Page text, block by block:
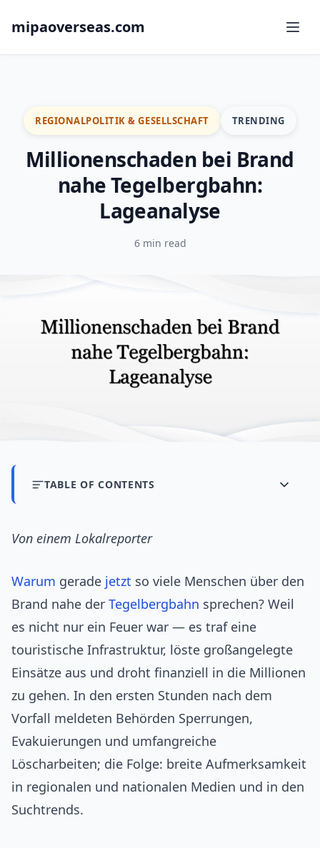
mipaoverseas.com
REGIONALPOLITIK & GESELLSCHAFT TRENDING
Millionenschaden bei Brand
nahe Tegelbergbahn:
Lageanalyse
6 min read
TABLE OF CONTENTS
Von einem Lokalreporter
Warum gerade jetzt so viele Menschen über den
Brand nahe der Tegelbergbahn sprechen? Weil
es nicht nur ein Feuer war — es traf eine
touristische Infrastruktur, löste großangelegte
Einsätze aus und droht finanziell in die Millionen
zu gehen. In den ersten Stunden nach dem
Vorfall meldeten Behörden Sperrungen,
Evakuierungen und umfangreiche
Löscharbeiten; die Folge: breite Aufmerksamkeit
in regionalen und nationalen Medien und in den
Suchtrends.